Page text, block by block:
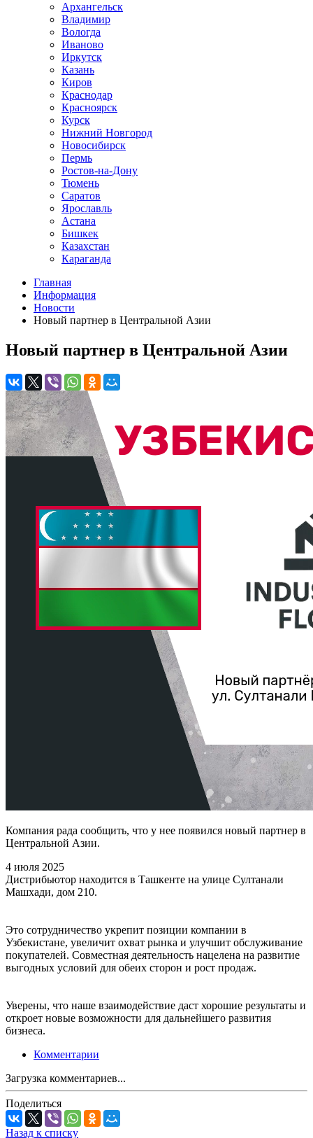
Архангельск
Владимир
Вологда
Иваново
Иркутск
Казань
Киров
Краснодар
Красноярск
Курск
Нижний Новгород
Новосибирск
Пермь
Ростов-на-Дону
Тюмень
Саратов
Ярославль
Астана
Бишкек
Казахстан
Караганда
Главная
Информация
Новости
Новый партнер в Центральной Азии
Новый партнер в Центральной Азии
Компания рада сообщить, что у нее появился новый партнер в
Центральной Азии.
4 июля 2025
Дистрибьютор находится в Ташкенте на улице Султанали
Машхади, дом 210.
Это сотрудничество укрепит позиции компании в
Узбекистане, увеличит охват рынка и улучшит обслуживание
покупателей. Совместная деятельность нацелена на развитие
выгодных условий для обеих сторон и рост продаж.
Уверены, что наше взаимодействие даст хорошие результаты и
откроет новые возможности для дальнейшего развития
бизнеса.
Комментарии
Загрузка комментариев...
Поделиться
Назад к списку